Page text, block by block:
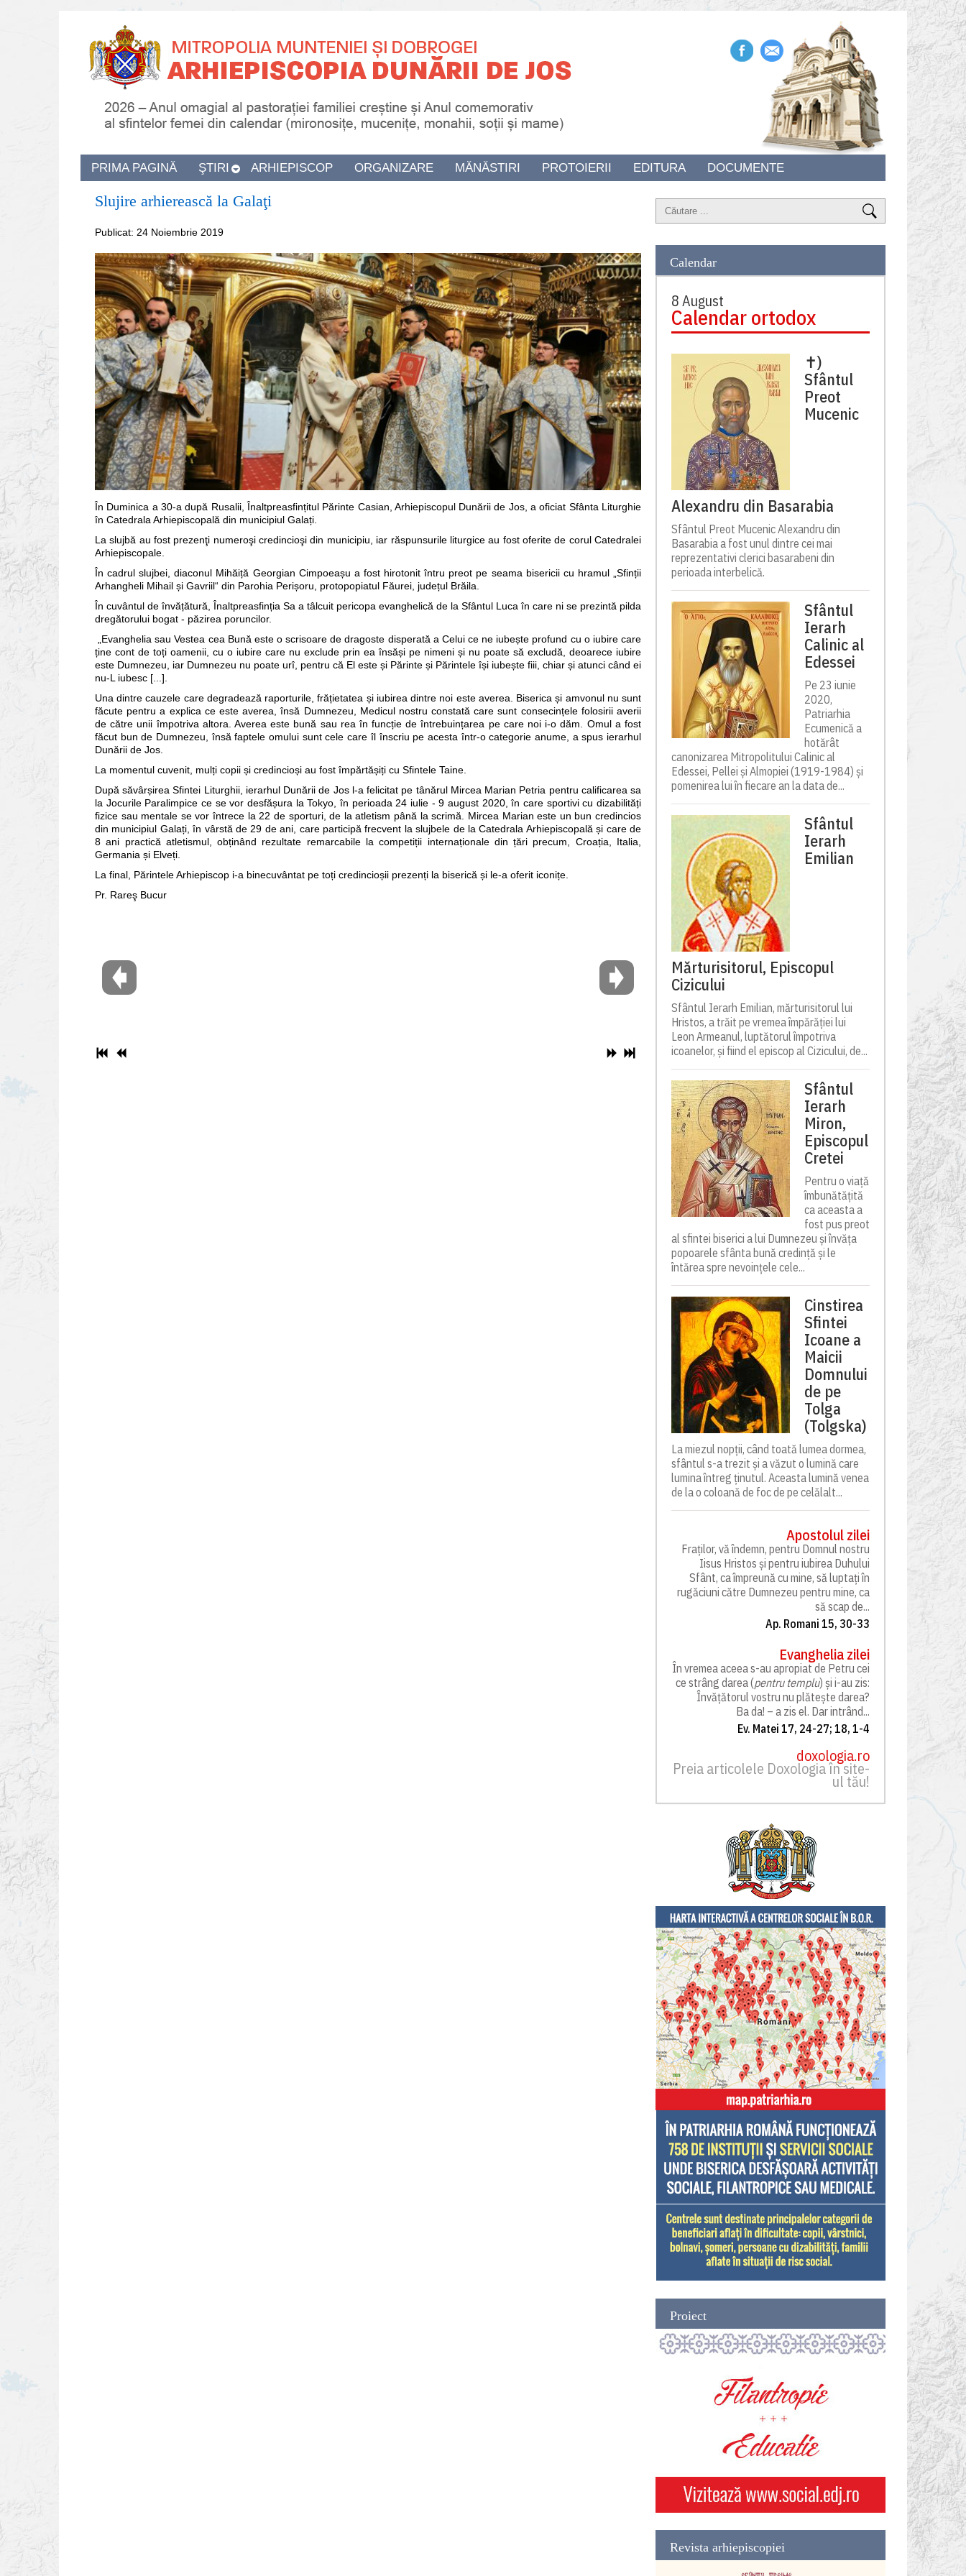
PRIMA PAGINĂ ŞTIRI ARHIEPISCOP ORGANIZARE MĂNĂSTIRI PROTOIERII EDITURA DOCUMENTE
Slujire arhierească la Galaţi
Publicat: 24 Noiembrie 2019
În Duminica a 30-a după Rusalii, Înaltpreasfințitul Părinte Casian, Arhiepiscopul Dunării de Jos, a oficiat Sfânta Liturghie
în Catedrala Arhiepiscopală din municipiul Galați.
La slujbă au fost prezenţi numeroşi credincioşi din municipiu, iar răspunsurile liturgice au fost oferite de corul Catedralei
Arhiepiscopale.
În cadrul slujbei, diaconul Mihăiță Georgian Cimpoeașu a fost hirotonit întru preot pe seama bisericii cu hramul „Sfinții
Arhangheli Mihail și Gavriil“ din Parohia Perișoru, protopopiatul Făurei, județul Brăila.
În cuvântul de învățătură, Înaltprea­sfinția Sa a tâlcuit pericopa evanghelică de la Sfântul Luca în care ni se prezintă pilda
dregătorului bogat - păzirea poruncilor.
„Evanghelia sau Vestea cea Bună este o scrisoare de dragoste disperată a Celui ce ne iubește profund cu o iubire care
ține cont de toți oamenii, cu o iubire care nu exclude prin ea însăși pe nimeni și nu poate să excludă, deoarece iubire
este Dumnezeu, iar Dumnezeu nu poate urî, pentru că El este și Părinte și Părintele își iubește fiii, chiar și atunci când ei
nu-L iubesc [...].
Una dintre cauzele care degradează raporturile, frățietatea și iubirea dintre noi este averea. Biserica și amvonul nu sunt
făcute pentru a explica ce este averea, însă Dumnezeu, Medicul nostru constată care sunt consecințele folosirii averii
de către unii împotriva altora. Averea este bună sau rea în funcție de întrebuințarea pe care noi i-o dăm. Omul a fost
făcut bun de Dumnezeu, însă faptele omului sunt cele care îl înscriu pe acesta într-o categorie anume, a spus ierarhul
Dunării de Jos.
La momentul cuvenit, mulți copii și credincioși au fost împărtășiți cu Sfintele Taine.
După săvârșirea Sfintei Liturghii, ierarhul Dunării de Jos l-a felicitat pe tânărul Mircea Marian Petria pentru calificarea sa
la Jocurile Paralimpice ce se vor desfășura la Tokyo, în perioada 24 iulie - 9 august 2020, în care sportivi cu dizabilități
fizice sau mentale se vor întrece la 22 de sporturi, de la atletism până la scrimă. Mircea Marian este un bun credincios
din municipiul Galați, în vârstă de 29 de ani, care participă frecvent la slujbele de la Catedrala Arhiepiscopală și care de
8 ani practică atletismul, obținând rezultate remarcabile la competiții internaționale din țări precum, Croația, Italia,
Germania și Elveți.
La final, Părintele Arhiepiscop i-a binecuvântat pe toți credincioșii prezenți la biserică și le-a oferit iconițe.
Pr. Rareş Bucur
Calendar
8 August
Calendar ortodox
✝)
Sfântul
Preot
Mucenic
Alexandru din Basarabia
Sfântul Preot Mucenic Alexandru din
Basarabia a fost unul dintre cei mai
reprezentativi clerici basarabeni din
perioada interbelică.
Sfântul
Ierarh
Calinic al
Edessei
Pe 23 iunie
2020,
Patriarhia
Ecumenică a
hotărât
canonizarea Mitropolitului Calinic al
Edessei, Pellei și Almopiei (1919-1984) și
pomenirea lui în fiecare an la data de...
Sfântul
Ierarh
Emilian
Mărturisitorul, Episcopul
Cizicului
Sfântul Ierarh Emilian, mărturisitorul lui
Hristos, a trăit pe vremea împărăției lui
Leon Armeanul, luptătorul împotriva
icoanelor, și fiind el episcop al Cizicului, de...
Sfântul
Ierarh
Miron,
Episcopul
Cretei
Pentru o viață
îmbunătățită
ca aceasta a
fost pus preot
al sfintei biserici a lui Dumnezeu și învăța
popoarele sfânta bună credință și le
întărea spre nevoințele cele...
Cinstirea
Sfintei
Icoane a
Maicii
Domnului
de pe
Tolga
(Tolgska)
La miezul nopții, când toată lumea dormea,
sfântul s-a trezit și a văzut o lumină care
lumina întreg ținutul. Aceasta lumină venea
de la o coloană de foc de pe celălalt...
Apostolul zilei
Fraților, vă îndemn, pentru Domnul nostru
Iisus Hristos și pentru iubirea Duhului
Sfânt, ca împreună cu mine, să luptați în
rugăciuni către Dumnezeu pentru mine, ca
să scap de...
Ap. Romani 15, 30-33
Evanghelia zilei
În vremea aceea s-au apropiat de Petru cei
ce strâng darea (pentru templu) și i-au zis:
Învățătorul vostru nu plătește darea?
Ba da! – a zis el. Dar intrând...
Ev. Matei 17, 24-27; 18, 1-4
doxologia.ro
Preia articolele Doxologia în site-
ul tău!
Proiect
Revista arhiepiscopiei